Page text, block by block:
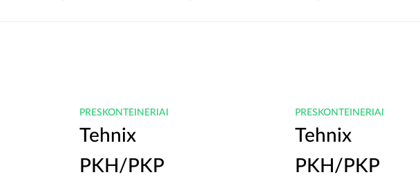
PRESKONTEINERIAI
Tehnix
PKH/PKP
PRESKONTEINERIAI
Tehnix
PKH/PKP